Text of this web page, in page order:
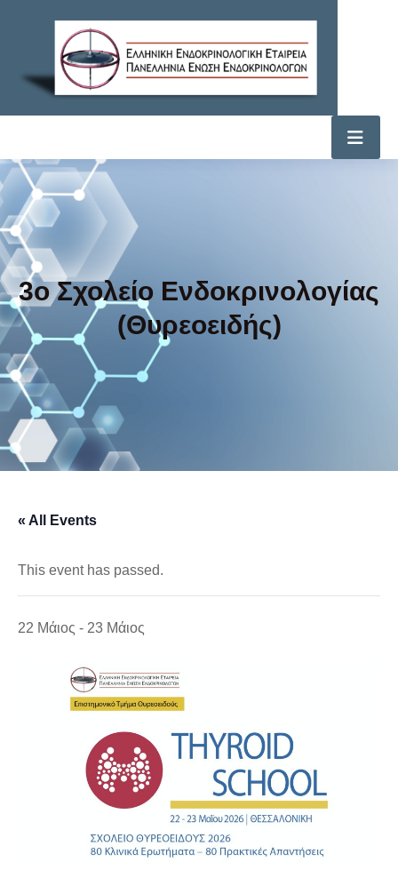
3ο Σχολείο Ενδοκρινολογίας
(Θυρεοειδής)
« All Events
This event has passed.
22 Μάιος - 23 Μάιος